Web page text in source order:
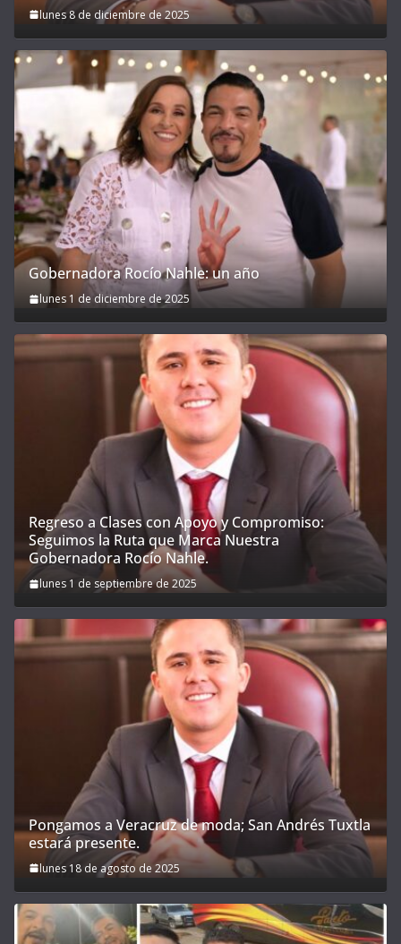
lunes 8 de diciembre de 2025
Gobernadora Rocío Nahle: un año
lunes 1 de diciembre de 2025
Regreso a Clases con Apoyo y Compromiso:
Seguimos la Ruta que Marca Nuestra
Gobernadora Rocío Nahle.
lunes 1 de septiembre de 2025
Pongamos a Veracruz de moda; San Andrés Tuxtla
estará presente.
lunes 18 de agosto de 2025